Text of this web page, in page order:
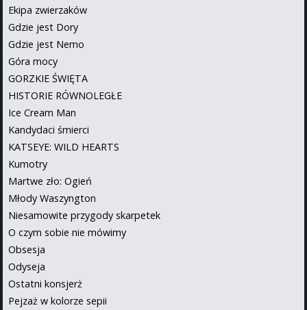
Ekipa zwierzaków
Gdzie jest Dory
Gdzie jest Nemo
Góra mocy
GORZKIE ŚWIĘTA
HISTORIE RÓWNOLEGŁE
Ice Cream Man
Kandydaci śmierci
KATSEYE: WILD HEARTS
Kumotry
Martwe zło: Ogień
Młody Waszyngton
Niesamowite przygody skarpetek
O czym sobie nie mówimy
Obsesja
Odyseja
Ostatni konsjerż
Pejzaż w kolorze sepii